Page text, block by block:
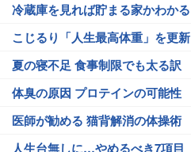
冷蔵庫を見れば貯まる家かわかる
こじるり「人生最高体重」を更新
夏の寝不足 食事制限でも太る訳
体臭の原因 プロテインの可能性
医師が勧める 猫背解消の体操術
人生台無しに…やめるべき7項目